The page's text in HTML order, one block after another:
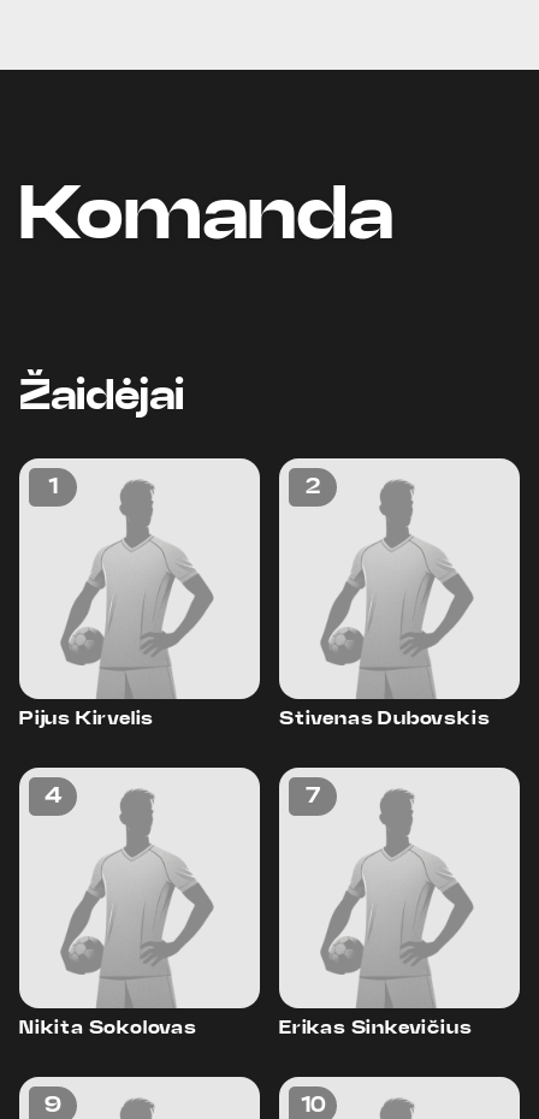
Komanda
Žaidėjai
1
Pijus Kirvelis
2
Stivenas Dubovskis
4
Nikita Sokolovas
7
Erikas Sinkevičius
9 10